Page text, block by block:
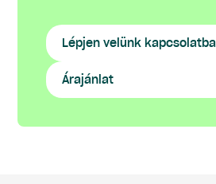
Lépjen velünk kapcsolatba
Árajánlat